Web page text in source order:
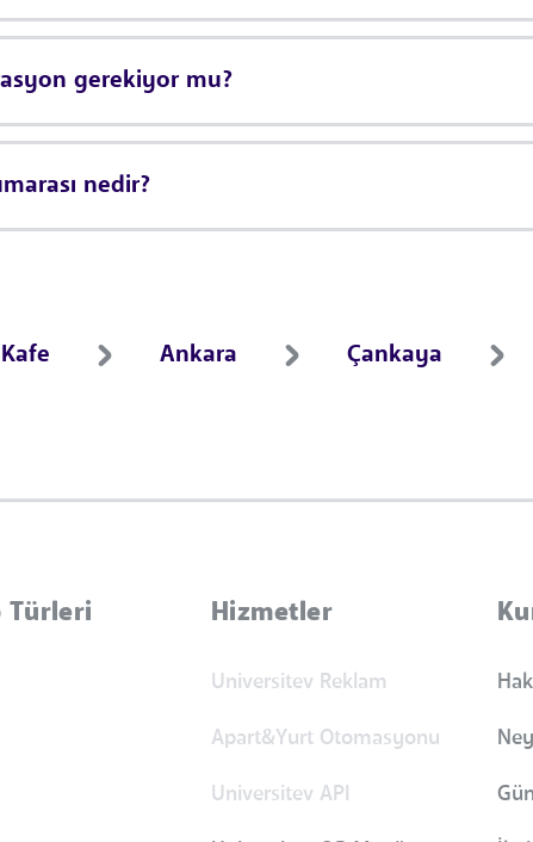
gerekiyor mu?
nedir?
Kafe Ankara Çankaya
Türleri Hizmetler
Universitev Reklam
Apart&Yurt Otomasyonu
Universitev API